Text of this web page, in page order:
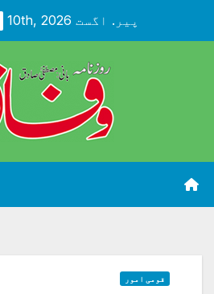
پیر. اگست 10th, 2026
قومی امور